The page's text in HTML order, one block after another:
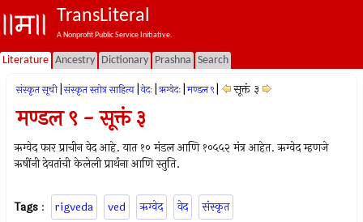
TransLiteral
A Nonprofit Public Service Initiative.
Literature Ancestry Dictionary Prashna Search
संस्कृत सूची संस्कृत स्तोत्र साहित्य वेदः ऋग्वेदः मण्डल ९ सूक्तं ३
मण्डल ९ - सूक्तं ३
ऋग्वेद फार प्राचीन वेद आहे. यात १० मंडल आणि १०५५२ मंत्र आहेत. ऋग्वेद म्हणजे
ऋषींनी देवतांची केलेली प्रार्थना आणि स्तुति.
Tags : rigveda ved ऋग्वेद वेद संस्कृत